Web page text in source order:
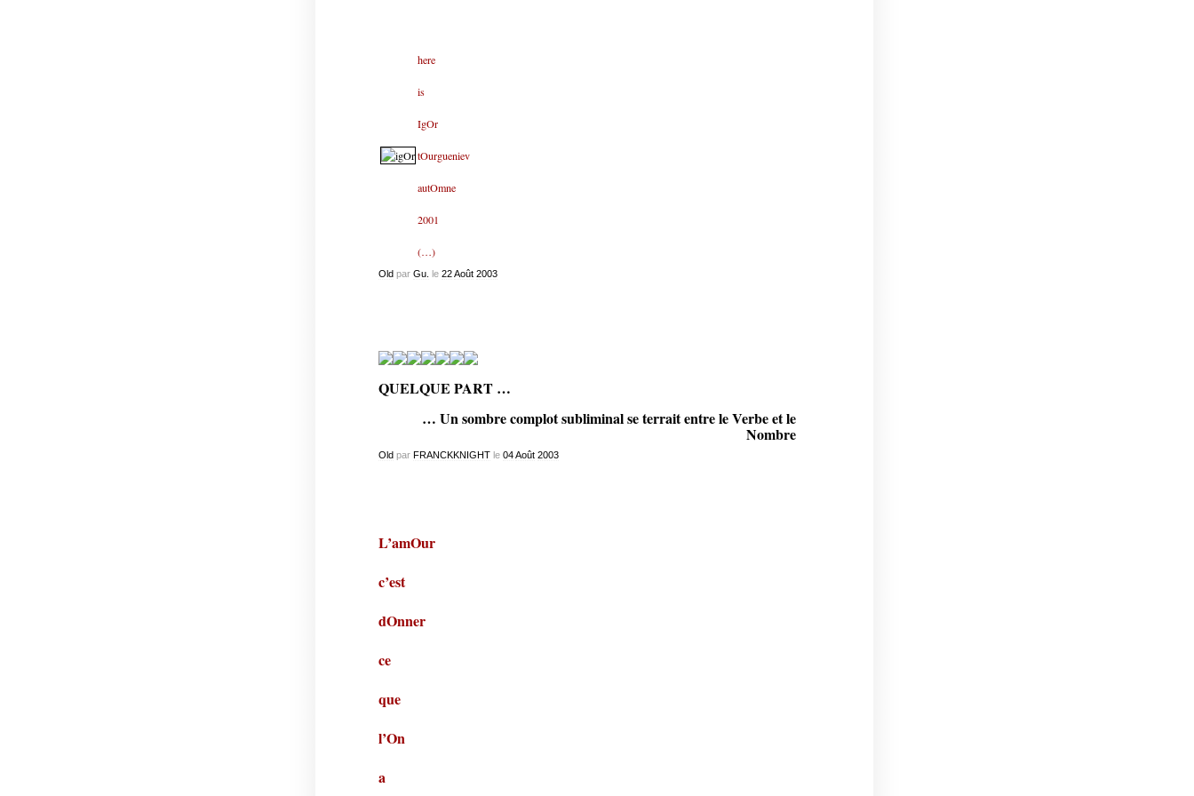
here
is
IgOr
tOurgueniev
autOmne
2001
(…)
Oldpar Gu. le 22 Août 2003
QUELQUE PART …
… Un sombre complot subliminal se terrait entre le Verbe et le
Nombre
Oldpar FRANCKKNIGHTle 04 Août 2003
L’amOur
c’est
dOnner
ce
que
l’On
a